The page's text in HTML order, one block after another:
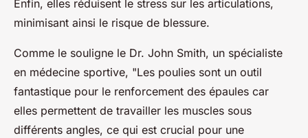
Enfin, elles réduisent le stress sur les articulations,
minimisant ainsi le risque de blessure.
Comme le souligne le Dr. John Smith, un spécialiste
en médecine sportive, "Les poulies sont un outil
fantastique pour le renforcement des épaules car
elles permettent de travailler les muscles sous
différents angles, ce qui est crucial pour une